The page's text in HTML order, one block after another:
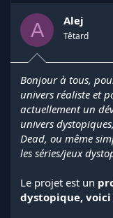
a
e
u
d
e
l
d
i
s
u
s
s
d
t
A Alej
Têtard
Bonjour à tous,
univers réaliste et
actuellement un
univers
Dead, ou même
les séries/jeux
Le projet est un
dystopique,